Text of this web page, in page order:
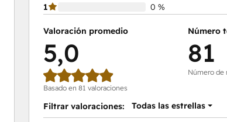
1
0 %
Valoración promedio
5,0
Basado en 81 valoraciones
Número
81
Número de
Filtrar valoraciones:
Todas las estrellas